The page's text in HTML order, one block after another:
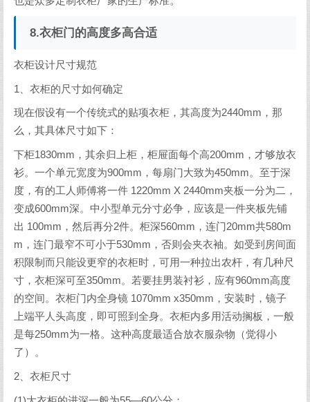
8.衣柜门的高度多高合适
衣柜设计尺寸规范
1、衣柜的尺寸如何确定
现在假设有一个传统式的贴项衣柜，其高度为2440mm，那
么，其具体尺寸如下：
下柜1830mm，其余归上柜，柜屉面每个高200mm，才够放衣
衫。一个单元宽度为900mm，每扇门大致为450mm。至于深
度，有的工人师傅将一件 1220mm X 2440mm夹板一分为二，
变成600mm深。中小型单元分寸必争，应该是一件夹板先铺
出 100mm，然后再分2件。柜深560mm，连门20mm共580m
m，连门最窄不可小于530mm，否则会夹衣袖。如受到房间面
积限制而只能设更窄的衣柜时，可用一种拉出农杆，有几种尺
寸，衣柜深可至350mm。若要挂男装衬衫，应有960mm高度
的空间。衣柜门内全身镜 1070mm x350mm，安装时，镜子
上端平人头高度，即可照到全身。衣柜内多用活动搁板，一般
是每250mm为一格。这种高度最适合放衣服杂物（觉得小
了）。
2、衣柜尺寸